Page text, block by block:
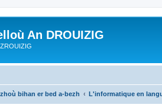
An DROUIZIG
bihan er bed a-bezh L'informatique en